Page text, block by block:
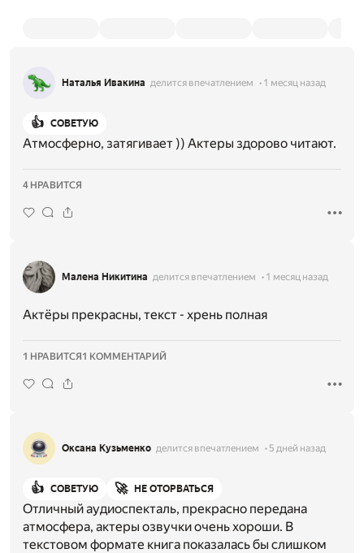
Наталья Ивакина делится впечатлением 1 месяц назад
👍 СОВЕТУЮ
Атмосферно, затягивает )) Актеры здорово читают.
4 НРАВИТСЯ
Малена Никитина делится впечатлением 1 месяц назад
Актёры прекрасны, текст - хрень полная
1 НРАВИТСЯ1 КОММЕНТАРИЙ
Оксана Кузьменко делится впечатлением 5 дней назад
👍 СОВЕТУЮ 🚀 НЕ ОТОРВАТЬСЯ
Отличный аудиоспекталь, прекрасно передана
атмосфера, актеры озвучки очень хороши. В
текстовом формате книга показалась бы слишком